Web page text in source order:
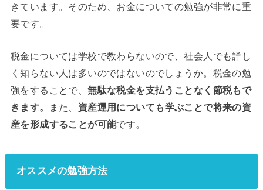
きています。そのため、お金についての勉強が非常に重
要です。
税金については学校で教わらないので、社会人でも詳し
く知らない人は多いのではないのでしょうか。税金の勉
強をすることで、無駄な税金を支払うことなく節税もで
きます。
また、 資産運用についても学ぶことで将来の資
産を形成することが可能です。
オススメの勉強方法